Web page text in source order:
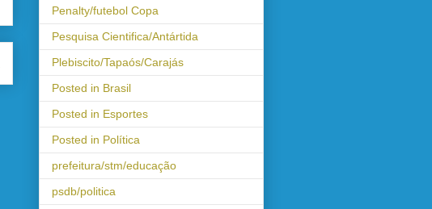
Penalty/futebol Copa
Pesquisa Cientifica/Antártida
Plebiscito/Tapaós/Carajás
Posted in Brasil
Posted in Esportes
Posted in Política
prefeitura/stm/educação
psdb/politica